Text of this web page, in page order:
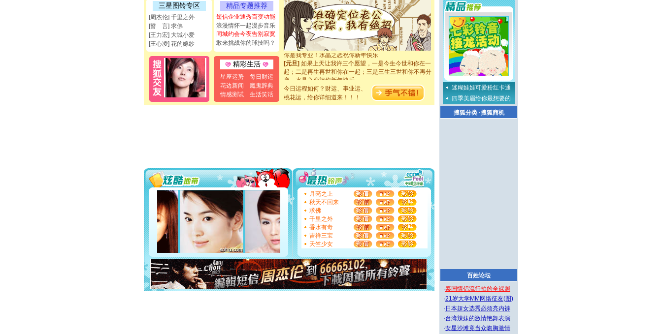
三星图铃专区
[周杰伦] 千里之外
[誓 言] 求佛
[王力宏] 大城小爱
[王心凌] 花的嫁纱
精品专题推荐
短信企业通秀百变功能
浪漫情怀一起漫步音乐
同城约会今夜告别寂寞
敢来挑战你的球技吗？
精彩生活
星座运势
每日财运
花边新闻
魔鬼辞典
情感测试
生活笑话
都要快乐噢!
[圣诞节]奉上一颗祝福的心,在这个特别的日子里,愿幸福,
如意,快乐,鲜花,一切美好的祝愿与你同在.圣诞快乐!
[元旦]看到你我会触电；看不到你我要充电；没有你我会
断电。爱你是我职业，想你是我事业，抱你是我特长，吻
你是我专业！水晶之恋祝你新年快乐
[元旦]如果上天让我许三个愿望，一是今生今世和你在一
起；二是再生再世和你在一起；三是三生三世和你不再分
离。水晶之恋祝你新年快乐
当我狠下心扭头离去那一刻，你在我身后无助地哭
泣，这痛楚让我明白我多么爱你。我转身抱住你：这猪不
卖了。水晶之恋祝你新年快乐。
你太多，只有给你五千万：千万快乐！千万要健康！千万
要平安！千万要知足！千万不要忘记我！
[圣诞节]不只这样的日子才会想起你,而是这样的日子才
能正大光明地骚扰你,告诉你,圣诞要快乐!新年要快乐!天天
都要快乐噢!
[圣诞节]奉上一颗祝福的心,在这个特别的日子里,愿幸福,
如意,快乐,鲜花,一切美好的祝愿与你同在.圣诞快乐!
[元旦]
看到你我会触电；看不到你我要充电；没有你我会
断电。爱你是我职业，想你是我事业，抱你是我特长，吻
你是我专业！水晶之恋祝你新年快乐
[元旦]
起；二是再生再世和你在一起；三是三生三世和你不再分
离。水晶之恋祝你新年快乐
[元旦]当我狠下心扭头离去那一刻，你在我身后无助地哭
泣，这痛楚让我明白我多么爱你。我转身抱住你：这猪不
卖了。水晶之恋祝你新年快乐。
今日运程如何？财运、事业运、
桃花运，给你详细道来！！！
月亮之上
秋天不回来
求佛
千里之外
香水有毒
吉祥三宝
天竺少女
迷糊娃娃可爱粉红卡通
四季美眉给你最想要的
搜狐分类·搜狐商机
百姓论坛
·泰国情侣流行拍的全裸照
·21岁大学MM网络征友(图)
· 日本超女选秀必须亮内裤
·台湾辣妹的激情艳舞表演
·女星沙滩竟当众吻胸激情